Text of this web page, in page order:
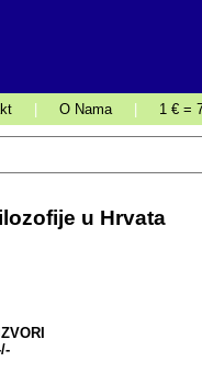
O Nama 1 € =
u Hrvata
IZVORI